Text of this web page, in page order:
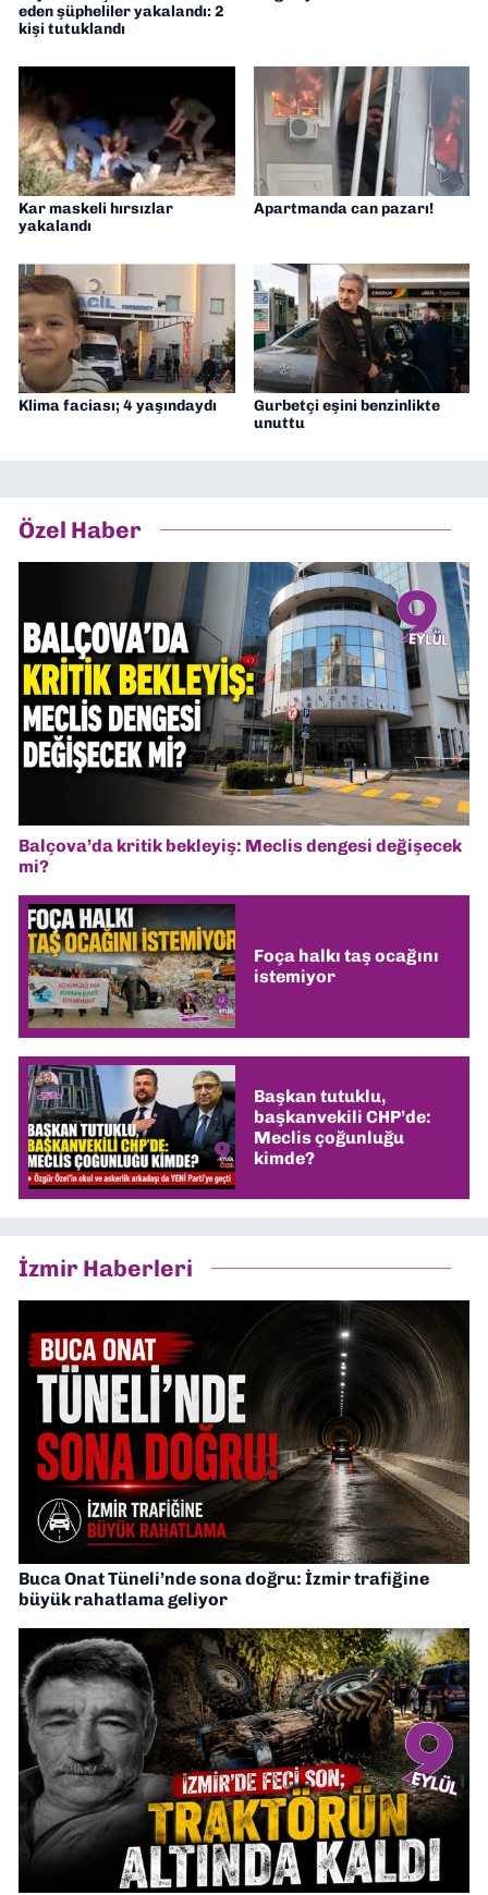
eden şüpheliler yakalandı: 2
kişi tutuklandı
Kar maskeli hırsızlar
yakalandı
Apartmanda can pazarı!
Klima faciası; 4 yaşındaydı
Gurbetçi eşini benzinlikte
unuttu
Özel Haber
Balçova’da kritik bekleyiş: Meclis dengesi değişecek
mi?
Foça halkı taş ocağını
istemiyor
Başkan tutuklu,
başkanvekili CHP’de:
Meclis çoğunluğu
kimde?
İzmir Haberleri
Buca Onat Tüneli’nde sona doğru: İzmir trafiğine
büyük rahatlama geliyor